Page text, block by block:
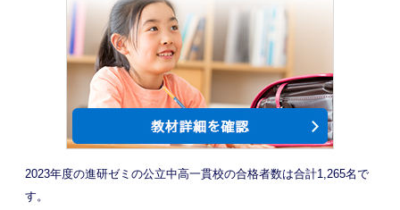
2023年度の進研ゼミの公立中高一貫校の合格者数は合計1,265名で
す。